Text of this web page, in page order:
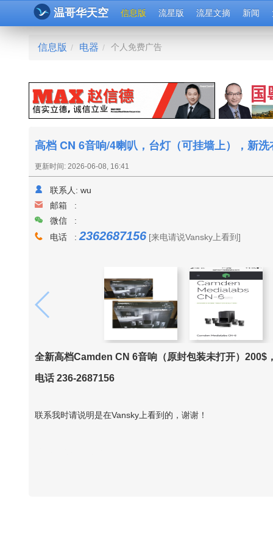
温哥华天空 信息版 流星版 流星文摘 新闻
信息版 / 电器 / 个人免费广告
高档 CN 6音响/4喇叭，台灯（可挂墙上），新
更新时间: 2026-06-08, 16:41
联系人: wu
邮箱 :
微信 :
电话 : 2362687156 [来电请说Vansky上看到]
全新高档Camden CN 6音响（原封包装未打开）200$
电话 236-2687156
联系我时请说明是在Vansky上看到的，谢谢！